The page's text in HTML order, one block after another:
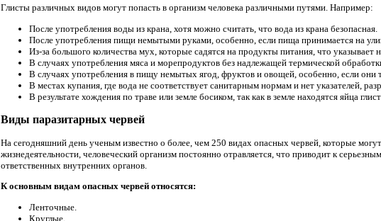
Глисты различных видов могут попасть в организм человека различными путями. Например:
После употребления воды из крана, хотя можно считать, что вода из крана безопасная.
После употребления пищи немытыми руками, особенно, если пища принимается на
Из-за большого количества мух, которые садятся на продукты питания, что указывает
В случаях употребления мяса и морепродуктов без надлежащей термической
В случаях употребления в пищу немытых ягод, фруктов и овощей, особенно, если они
В местах купания, где вода не соответствует санитарным нормам и нет указателей,
В результате хождения по траве или земле босиком, так как в земле находятся яйца
Виды паразитарных червей
На сегодняшний день ученым известно о более, чем 250 видах опасных червей, которые могут
жизнедеятельности, человеческий организм постоянно отравляется, что приводит к
ответственных внутренних органов.
К основным видам опасных червей относятся:
Ленточные.
Круглые.